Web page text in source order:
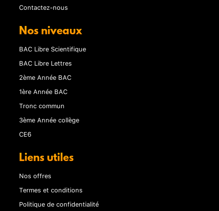
Contactez-nous
Nos niveaux
BAC Libre Scientifique
BAC Libre Lettres
2ème Année BAC
1ère Année BAC
Tronc commun
3ème Année collège
CE6
Liens utiles
Nos offres
Termes et conditions
Politique de confidentialité